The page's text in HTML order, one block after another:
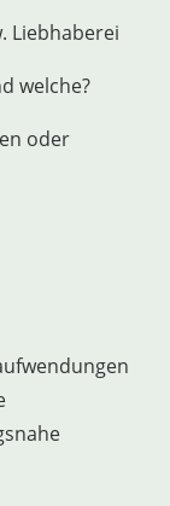
Liebhaberei
welche?
oder